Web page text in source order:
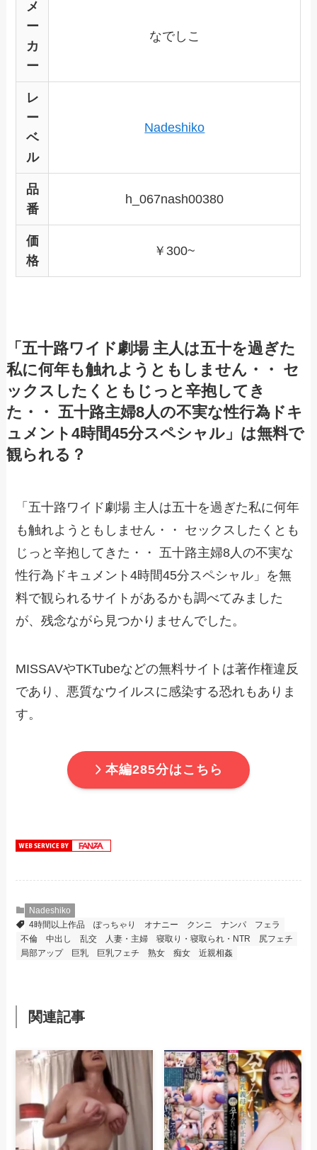
メ
ー
カ
ー
なでしこ
レ
ー
ベ
ル
Nadeshiko
品
番
h_067nash00380
価
格
￥300~
「五十路ワイド劇場 主人は五十を過ぎた
私に何年も触れようともしません・・ セ
ックスしたくともじっと辛抱してき
た・・ 五十路主婦8人の不実な性行為ドキ
ュメント4時間45分スペシャル」は無料で
観られる？
「五十路ワイド劇場 主人は五十を過ぎた私に何年
も触れようともしません・・ セックスしたくとも
じっと辛抱してきた・・ 五十路主婦8人の不実な
性行為ドキュメント4時間45分スペシャル」を無
料で観られるサイトがあるかも調べてみました
が、残念ながら見つかりませんでした。
MISSAVやTKTubeなどの無料サイトは著作権違反
であり、悪質なウイルスに感染する恐れもありま
す。
本編285分はこちら
Nadeshiko
4時間以上作品
ぽっちゃり オナニー クンニ ナンパ
フェラ
不倫
中出し 乱交 人妻・主婦 寝取り・寝取られ・NTR
尻フェチ
局部アップ
巨乳 巨乳フェチ 熟女 痴女 近親相姦
関連記事